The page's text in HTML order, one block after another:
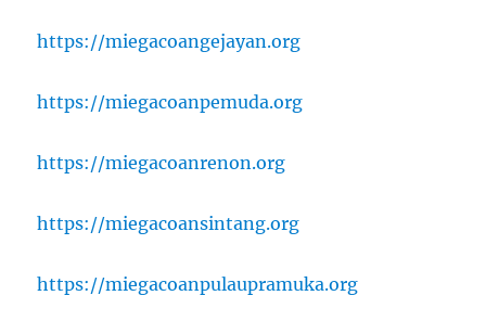
https://miegacoangejayan.org
https://miegacoanpemuda.org
https://miegacoanrenon.org
https://miegacoansintang.org
https://miegacoanpulaupramuka.org